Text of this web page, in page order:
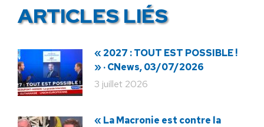
ARTICLES LIÉS
« 2027 : TOUT EST POSSIBLE !
» · CNews, 03/07/2026
3 juillet 2026
« La Macronie est contre la